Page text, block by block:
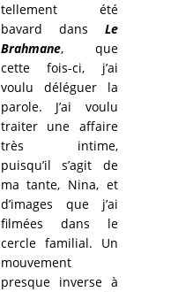
tellement été
bavard dans Le
Brahmane, que
cette fois-ci, j’ai
voulu déléguer la
parole. J’ai voulu
traiter une affaire
très intime,
puisqu’il s’agit de
ma tante, Nina, et
d’images que j’ai
filmées dans le
cercle familial. Un
mouvement
presque inverse à